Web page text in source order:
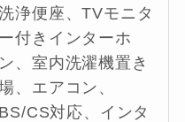
浄便座、TVモニタ
ー付きインターホ
ン、室内洗濯機置き
、エアコン、
BS/CS対応、インタ